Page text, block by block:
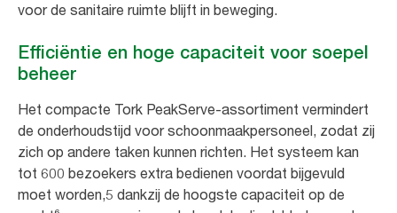
voor de sanitaire ruimte blijft in beweging.
Efficiëntie en hoge capaciteit voor soepel
beheer
Het compacte Tork PeakServe-assortiment vermindert
de onderhoudstijd voor schoonmaakpersoneel, zodat zij
zich op andere taken kunnen richten. Het systeem kan
tot 600 bezoekers extra bedienen voordat bijgevuld
moet worden,5 dankzij de hoogste capaciteit op de